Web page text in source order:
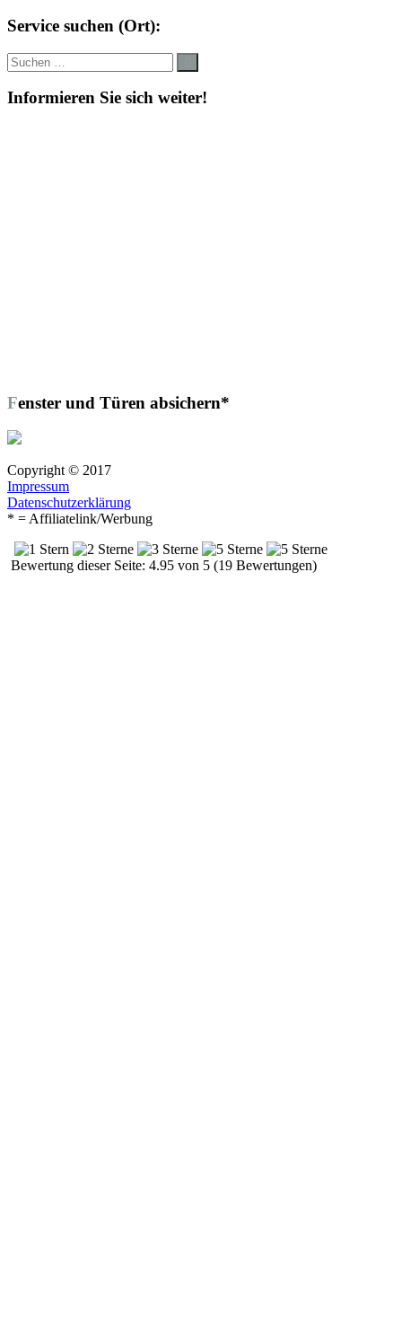
Service suchen (Ort):
Suche
nach:
Informieren Sie sich weiter!
Fenster und Türen absichern*
Copyright © 2017
Impressum
Datenschutzerklärung
* = Affiliatelink/Werbung
Bewertung dieser Seite: 4.95 von 5 (19 Bewertungen)